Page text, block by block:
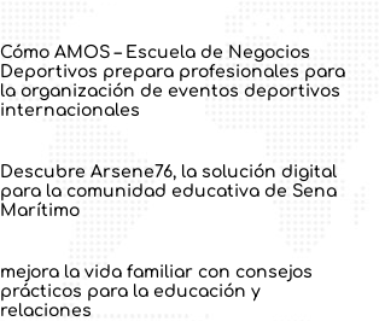
Cómo AMOS – Escuela de Negocios
Deportivos prepara profesionales para
la organización de eventos deportivos
internacionales
Descubre Arsene76, la solución digital
para la comunidad educativa de Sena
Marítimo
mejora la vida familiar con consejos
prácticos para la educación y
relaciones